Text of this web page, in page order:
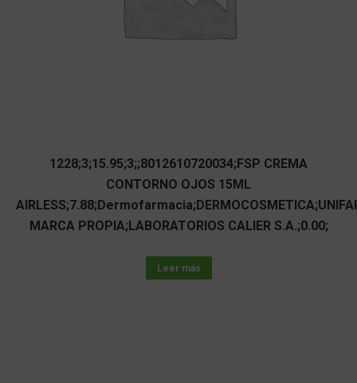
1228;3;15.95;3;;8012610720034;FSP CREMA
CONTORNO OJOS 15ML
MARCA PROPIA;LABORATORIOS CALIER S.A.;0.00;
Leer más